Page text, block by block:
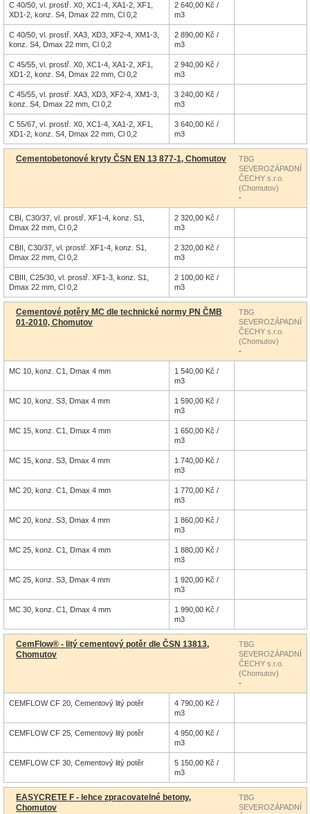
C 40/50, vl. prostř. X0, XC1-4, XA1-2, XF1,
XD1-2, konz. S4, Dmax 22 mm, Cl 0,2
2 640,00 Kč /
m3
C 40/50, vl. prostř. XA3, XD3, XF2-4, XM1-3,
konz. S4, Dmax 22 mm, Cl 0,2
2 890,00 Kč /
m3
C 45/55, vl. prostř. X0, XC1-4, XA1-2, XF1,
XD1-2, konz. S4, Dmax 22 mm, Cl 0,2
2 940,00 Kč /
m3
C 45/55, vl. prostř. XA3, XD3, XF2-4, XM1-3,
konz. S4, Dmax 22 mm, Cl 0,2
3 240,00 Kč /
m3
C 55/67, vl. prostř. X0, XC1-4, XA1-2, XF1,
XD1-2, konz. S4, Dmax 22 mm, Cl 0,2
3 640,00 Kč /
m3
Cementobetonové kryty ČSN EN 13 877-1, Chomutov
TBG
SEVEROZÁPADNÍ
ČECHY s.r.o.
(Chomutov)
-
CBI, C30/37, vl. prostř. XF1-4, konz. S1,
Dmax 22 mm, Cl 0,2
2 320,00 Kč /
m3
CBII, C30/37, vl. prostř. XF1-4, konz. S1,
Dmax 22 mm, Cl 0,2
2 320,00 Kč /
m3
CBIII, C25/30, vl. prostř. XF1-3, konz. S1,
Dmax 22 mm, Cl 0,2
2 100,00 Kč /
m3
Cementové potěry MC dle technické normy PN ČMB
01-2010, Chomutov
TBG
SEVEROZÁPADNÍ
ČECHY s.r.o.
(Chomutov)
-
MC 10, konz. C1, Dmax 4 mm
1 540,00 Kč /
m3
MC 10, konz. S3, Dmax 4 mm
1 590,00 Kč /
m3
MC 15, konz. C1, Dmax 4 mm
1 650,00 Kč /
m3
MC 15, konz. S3, Dmax 4 mm
1 740,00 Kč /
m3
MC 20, konz. C1, Dmax 4 mm
1 770,00 Kč /
m3
MC 20, konz. S3, Dmax 4 mm
1 860,00 Kč /
m3
MC 25, konz. C1, Dmax 4 mm
1 880,00 Kč /
m3
MC 25, konz. S3, Dmax 4 mm
1 920,00 Kč /
m3
MC 30, konz. C1, Dmax 4 mm
1 990,00 Kč /
m3
CemFlow® - litý cementový potěr dle ČSN 13813,
Chomutov
TBG
SEVEROZÁPADNÍ
ČECHY s.r.o.
(Chomutov)
-
CEMFLOW CF 20, Cementový litý potěr
4 790,00 Kč /
m3
CEMFLOW CF 25, Cementový litý potěr
4 950,00 Kč /
m3
CEMFLOW CF 30, Cementový litý potěr
5 150,00 Kč /
m3
EASYCRETE F - lehce zpracovatelné betony,
Chomutov
TBG
SEVEROZÁPADNÍ